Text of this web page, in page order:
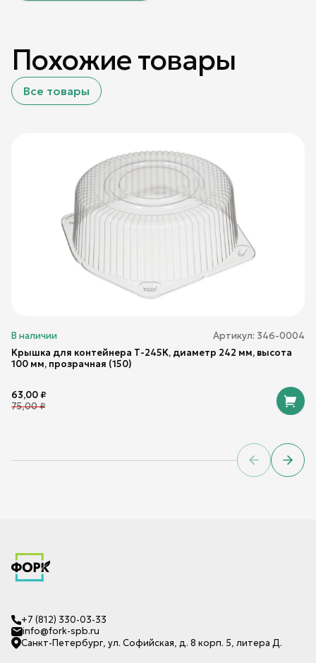
Похожие товары
Все товары
В наличии Артикул: 346-0004
Крышка для контейнера Т-245К, диаметр 242 мм, высота
100 мм, прозрачная (150)
63,00₽
75,00₽
Previous
Next
+7 (812) 330-03-33
info@fork-spb.ru
Санкт-Петербург, ул. Софийская, д. 8 корп. 5, литера Д.